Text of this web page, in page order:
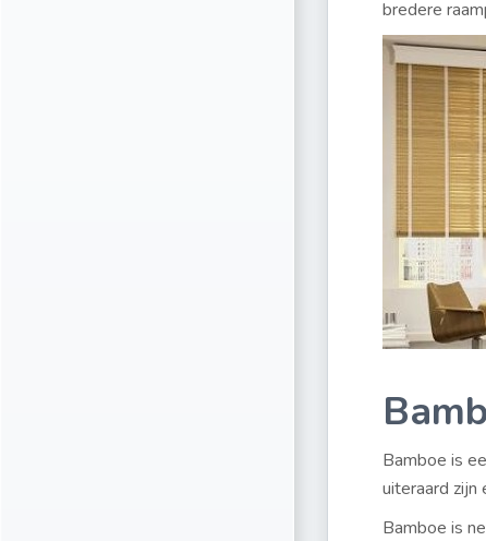
bredere
Bamboe is
uiteraard zijn
Bamboe is